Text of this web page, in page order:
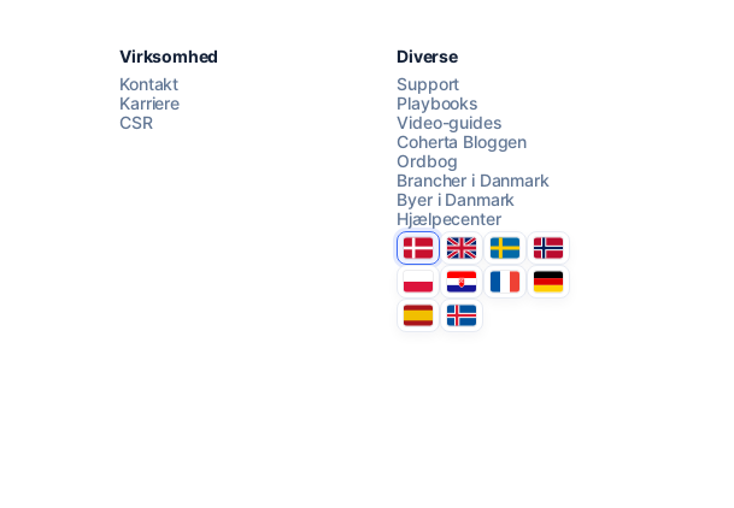
AI Campaign Assist Chat with us
Virksomhed
Kontakt
Karriere
CSR
Diverse
Support
Playbooks
Video-guides
Coherta Bloggen
Ordbog
Brancher i Danmark
Byer i Danmark
Hjælpecenter
DanmarkUnited Kingdom
SverigeNorge
PolskaHrvatskaFranceDeutschland
EspanaÍsland